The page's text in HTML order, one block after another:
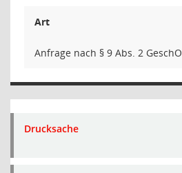
Art
Anfrage nach § 9 Abs. 2 GeschO
Drucksache